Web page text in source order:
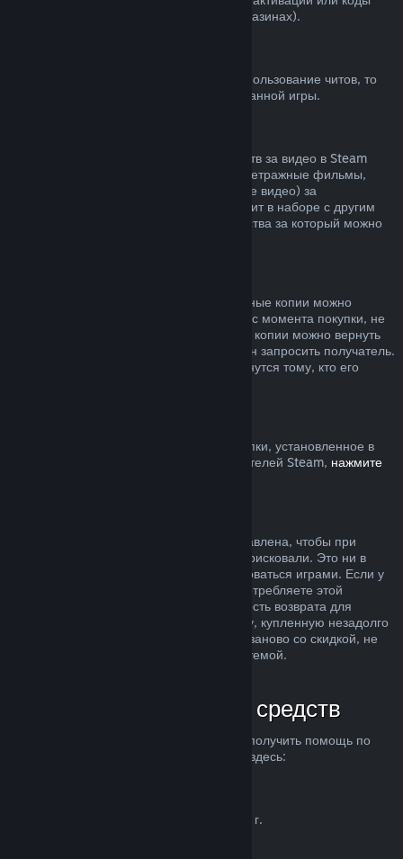
кошелька Steam, купленные в других магазинах).
Если вы получили блокировку VAC за использование читов, то
вы теряете право на возврат заблокированной игры.
Мы не можем предложить возврат средств за видео в Steam
(например, полнометражные и короткометражные фильмы,
сериалы, их эпизоды, а также обучающие видео) за
исключением случаев, когда видео состоит в наборе с другим
контентом, не являющимся видео, средства за который можно
Средства за неактивированные подарочные копии можно
вернуть по обычным правилам (14 дней с момента покупки, не
больше 2 часов в игре). Активированные копии можно вернуть
по таким же условиям, но возврат должен запросить получатель.
Средства, потраченные на подарок, вернутся тому, кто его
Чтобы узнать, как право на отказ от покупки, установленное в
Европейском союзе, влияет на пользователей Steam, нажмите
Возможность делать возвраты была добавлена, чтобы при
покупке продуктов в Steam вы ничем не рисковали. Это ни в
коем случае не способ бесплатно пользоваться играми. Если у
нас возникнут подозрения, что вы злоупотребляете этой
системой, мы можем отменить возможность возврата для
вашего аккаунта. Возврат средств за игру, купленную незадолго
до начала распродажи, чтобы купить ее заново со скидкой, не
считается злоупотреблением нашей системой.
Как запросить возврат средств
Вы можете запросить возврат средств и получить помощь по
другим проблемам с покупками в Steam здесь:
Последнее обновление 23 апреля 2024 г.